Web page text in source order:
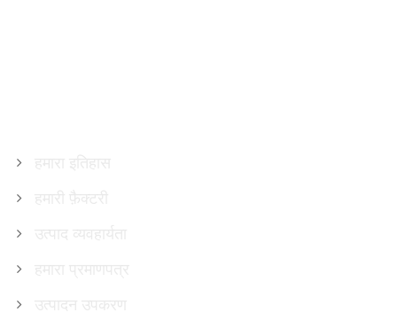
हमारा इतिहास
हमारी फ़ैक्टरी
उत्पाद व्यवहार्यता
हमारा प्रमाणपत्र
उत्पादन उपकरण